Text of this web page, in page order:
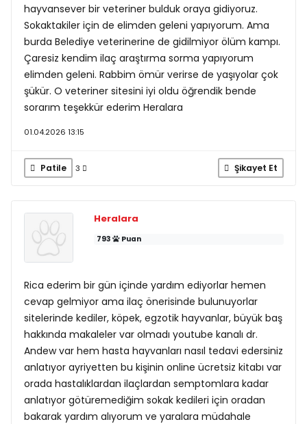
hayvansever bir veteriner bulduk oraya gidiyoruz.
Sokaktakiler için de elimden geleni yapıyorum. Ama
burda Belediye veterinerine de gidilmiyor ölüm kampı.
Çaresiz kendim ilaç araştırma sorma yapıyorum
elimden geleni. Rabbim ömür verirse de yaşıyolar çok
şükür. O veteriner sitesini iyi oldu öğrendik bende
sorarım teşekkür ederim Heralara
01.04.2026 13:15
Patile 3 Şikayet Et
Heralara
793 Puan
Rica ederim bir gün içinde yardım ediyorlar hemen
cevap gelmiyor ama ilaç önerisinde bulunuyorlar
sitelerinde kediler, köpek, egzotik hayvanlar, büyük baş
hakkında makaleler var olmadı youtube kanalı dr.
Andew var hem hasta hayvanları nasıl tedavi edersiniz
anlatıyor ayriyetten bu kişinin online ücretsiz kitabı var
orada hastalıklardan ilaçlardan semptomlara kadar
anlatıyor götüremediğim sokak kedileri için oradan
bakarak yardım alıyorum ve yaralara müdahale